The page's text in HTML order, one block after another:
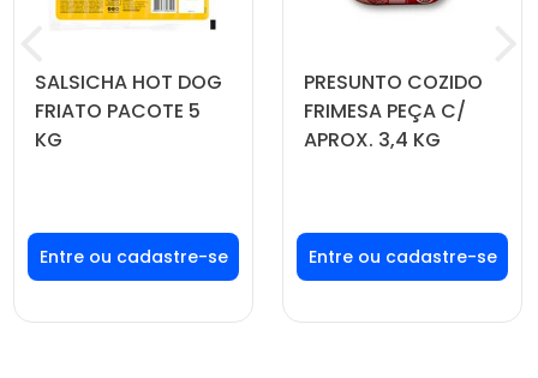
SALSICHA HOT DOG
FRIATO PACOTE 5
KG
Faça seu login ou
cadastre-se para
ver preços e
PRESUNTO COZIDO
FRIMESA PEÇA C/
APROX. 3,4 KG
Faça seu login ou
cadastre-se para
ver preços e